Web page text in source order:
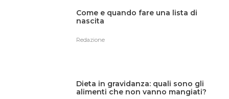
Come e quando fare una lista di
nascita
Redazione
Dieta in gravidanza: quali sono gli
alimenti che non vanno mangiati?